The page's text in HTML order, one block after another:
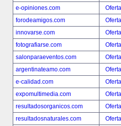
e-opiniones.com
forodeamigos.com
innovarse.com
fotografiarse.com
salonparaeventos.com
argentinateamo.com
e-calidad.com
expomultimedia.com
resultadosorganicos.com
resultadosnaturales.com